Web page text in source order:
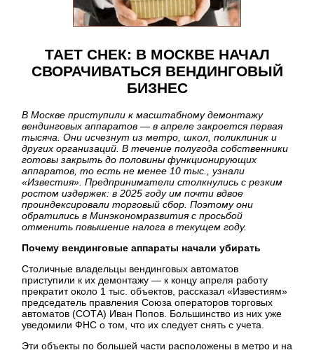
ТАЕТ СНЕК: В МОСКВЕ НАЧАЛ
СВОРАЧИВАТЬСЯ ВЕНДИНГОВЫЙ
БИЗНЕС
В Москве приступили к масштабному демонтажу
вендинговых аппаратов — в апреле закроется первая
тысяча. Они исчезнут из метро, школ, поликлиник и
других организаций. В течение полугода собственники
готовы закрыть до половины функционирующих
аппаратов, то есть не менее 10 тыс., узнали
«Известия». Предприниматели столкнулись с резким
ростом издержек: в 2025 году им почти вдвое
проиндексировали торговый сбор. Поэтому они
обратились в Минэкономразвития с просьбой
отменить повышение налога в текущем году.
Почему вендинговые аппараты начали убирать
Столичные владельцы вендинговых автоматов
приступили к их демонтажу — к концу апреля работу
прекратит около 1 тыс. объектов, рассказал «Известиям»
председатель правления Союза операторов торговых
автоматов (СОТА) Иван Попов. Большинство из них уже
уведомили ФНС о том, что их следует снять с учета.
Эти объекты по большей части расположены в метро и на